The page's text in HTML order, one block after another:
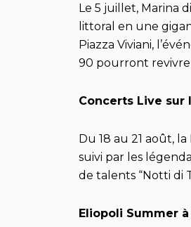
Le 5 juillet, Marina
littoral en une
Piazza Viviani,
90 pourront revivre
Concerts Live sur
Du 18 au 21 août,
suivi par les
de talents “Notti di
Eliopoli Summer